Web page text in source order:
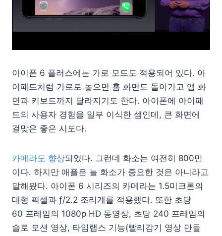
아이폰 6 플러스에는 가로 모드도 적용되어 있다. 아
이패드처럼 가로로 놓으면 홈 화면도 돌아가고 앱 화
면과 키보드까지 달라지기도 한다. 아이폰에 아이패
드의 사용자 경험을 일부 이식한 셈인데, 큰 화면에
걸맞은 좋은 시도다.
카메라도 향상되었다. 그런데 화소는 여전히 800만
이다. 하지만 애플은 늘 화소가 중요한 것은 아니라고
말해왔다. 아이폰 6 시리즈의 카메라는 1.5미크론의
대형 픽셀과 ƒ/2.2 조리개를 적용했다. 또한 초당
60 프레임의 1080p HD 동영상, 초당 240 프레임의
슬로 모션 영상, 타임랩스 기능(빨리감기 영상 만들